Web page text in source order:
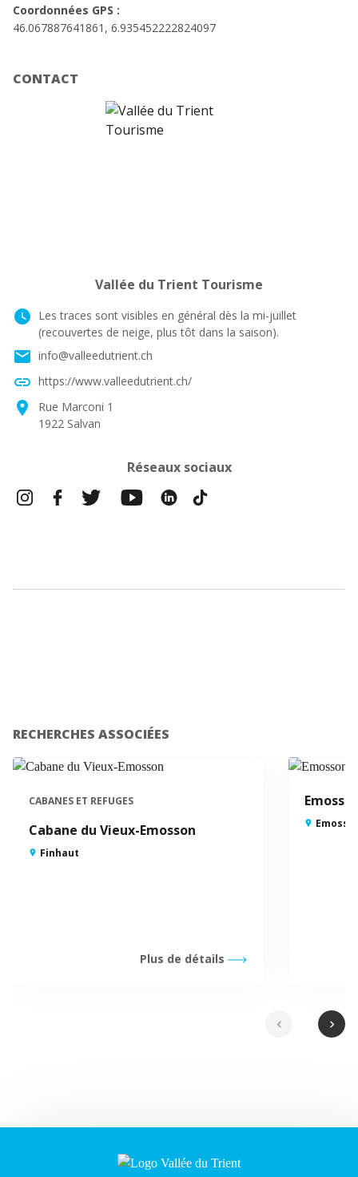
Coordonnées GPS :
46.067887641861, 6.935452222824097
CONTACT
Vallée du Trient Tourisme
watch_later Les traces sont visibles en général dès la mi-juillet
(recouvertes de neige, plus tôt dans la saison).
email info@valleedutrient.ch
link https://www.valleedutrient.ch/
location_on
Rue Marconi 1
1922 Salvan
Réseaux sociaux
RECHERCHES ASSOCIÉES
CABANES ET REFUGES
Cabane du Vieux-Emosson
Finhaut
Plus de détails
chevron_left chevron_right